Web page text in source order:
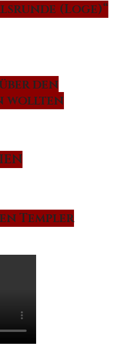
(Loge)“
den
wollten
Templer